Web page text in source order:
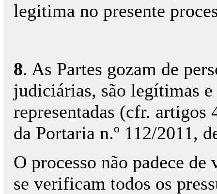
legitima no presente
8. As Partes gozam de
judiciárias, são legítimas
representadas (cfr. artigos
da Portaria n.º 112/2011,
O processo não padece
se verificam todos os